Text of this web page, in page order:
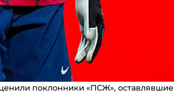
поклонники «ПСЖ», оставлявшие